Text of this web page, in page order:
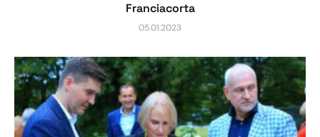
Franciacorta
05.01.2023